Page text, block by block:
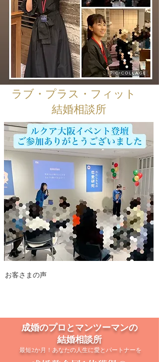
ラブ・プラス・フィット
結婚相談所
お客さまの声
成婚のプロとマンツーマンの
結婚相談所
最短2か月！あなたの人生に愛とパートナーを